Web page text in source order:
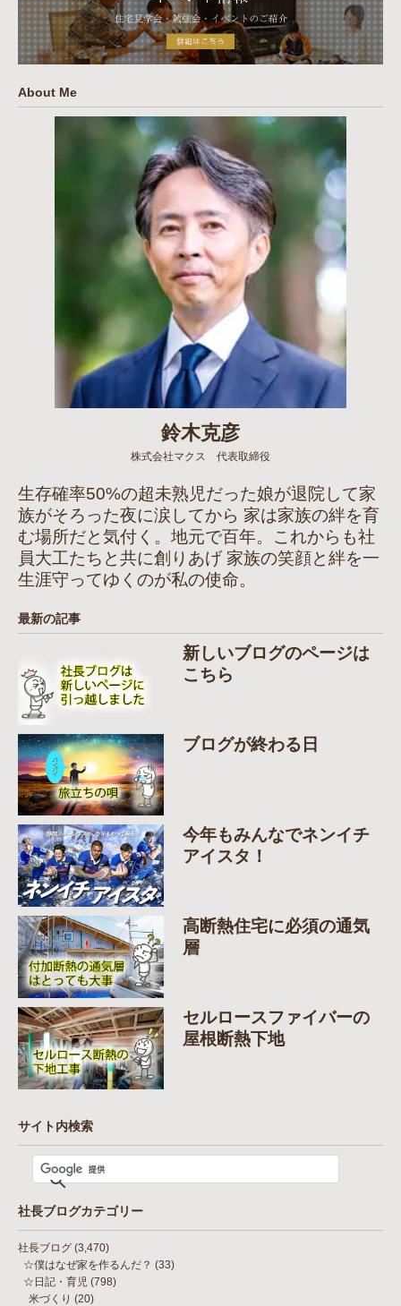
About Me
鈴木克彦
株式会社マクス 代表取締役
生存確率50%の超未熟児だった娘が退院して家
族がそろった夜に涙してから 家は家族の絆を育
む場所だと気付く。地元で百年。これからも社
員大工たちと共に創りあげ 家族の笑顔と絆を一
生涯守ってゆくのが私の使命。
最新の記事
新しいブログのページは
こちら
ブログが終わる日
今年もみんなでネンイチ
アイスタ！
高断熱住宅に必須の通気
層
セルロースファイバーの
屋根断熱下地
サイト内検索
社長ブログカテゴリー
社長ブログ (3,470)
☆僕はなぜ家を作るんだ？ (33)
☆日記・育児 (798)
米づくり (20)